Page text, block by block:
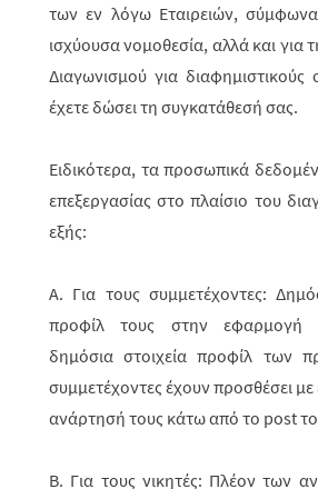
των εν λόγω Εταιρειών,
ισχύουσα νομοθεσία, αλλά και
Διαγωνισμού για
έχετε δώσει τη συγκατάθεσή σας.
Ειδικότερα, τα προσωπικά
επεξεργασίας στο πλαίσιο του
εξής:
Α. Για τους συμμετέχοντες:
προφίλ τους στην εφαρμογή
δημόσια στοιχεία προφίλ των
συμμετέχοντες έχουν προσθέσει με
ανάρτησή τους κάτω από το post
Β. Για τους νικητές: Πλέον των